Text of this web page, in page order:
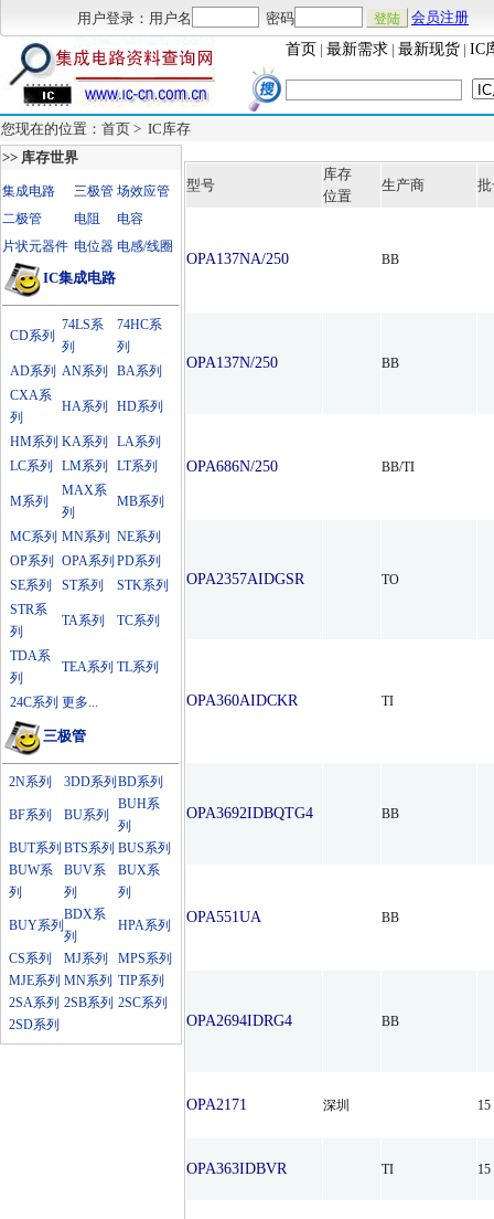
用户登录：用户名 密码
会员注册
首页 | 最新需求 | 最新现货 | IC
您现在的位置：首页 > IC库存
>> 库存世界
集成电路 三极管 场效应管
二极管
电阻
电容
片状元器件 电位器 电感/线圈
IC集成电路
CD系列
74LS系
列
74HC系
列
AD系列
AN系列
BA系列
CXA系
列
HA系列 HD系列
HM系列 KA系列
LA系列
LC系列
LM系列 LT系列
M系列
MAX系
列
MB系列
MC系列 MN系列
NE系列
OP系列
OPA系列 PD系列
SE系列
ST系列
STK系列
STR系
列
TA系列 TC系列
TDA系
列
TEA系列 TL系列
24C系列 更多...
三极管
2N系列 3DD系列 BD系列
BF系列 BU系列
BUH系
列
BUT系列 BTS系列 BUS系列
BUW系
列
BUV系
列
BUX系
列
BUY系列
BDX系
列
HPA系列
CS系列 MJ系列
MPS系列
MJE系列 MN系列
TIP系列
2SA系列 2SB系列 2SC系列
2SD系列
型号
库存
位置
生产商
OPA137NA/250 BB
OPA137N/250 BB
OPA686N/250 BB/TI
OPA2357AIDGSR TO
OPA360AIDCKR TI
OPA3692IDBQTG4 BB
OPA551UA BB
OPA2694IDRG4 BB
OPA2171 深圳 15
OPA363IDBVR TI 15